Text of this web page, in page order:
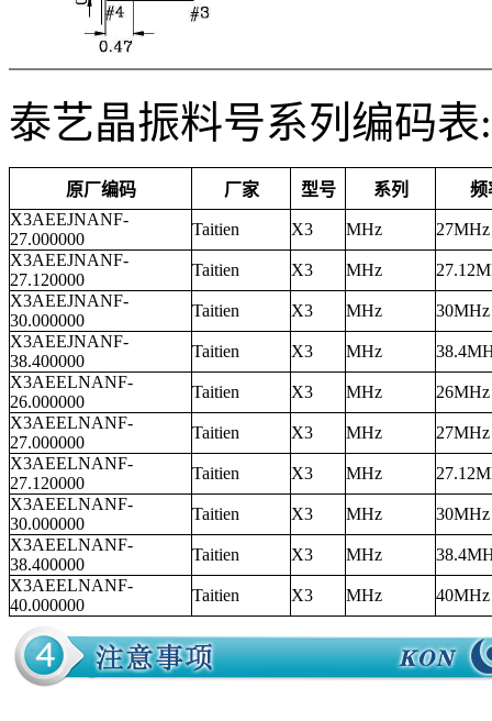
泰艺晶振料号系列编码表:
原厂编码 厂家 型号 系列
频
X3AEEJNANF-
27.000000
Taitien X3 MHz
27MHz
X3AEEJNANF-
27.120000
Taitien X3 MHz
X3AEEJNANF-
30.000000
Taitien X3 MHz
30MHz
X3AEEJNANF-
38.400000
Taitien X3 MHz
X3AEELNANF-
26.000000
Taitien X3 MHz
26MHz
X3AEELNANF-
27.000000
Taitien X3 MHz
27MHz
X3AEELNANF-
27.120000
Taitien X3 MHz
X3AEELNANF-
30.000000
Taitien X3 MHz
30MHz
X3AEELNANF-
38.400000
Taitien X3 MHz
X3AEELNANF-
40.000000
Taitien X3 MHz 40MHz